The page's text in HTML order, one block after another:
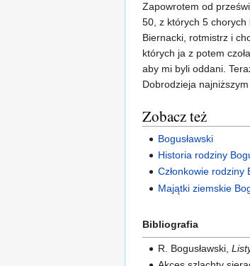
Zapowrotem od
50, z których 5 chorych
Biernacki, rotmistrz i
których ja z potem
aby mi byli oddani.
Dobrodzieja najniższym
Zobacz też
Bogusławski
Historia rodziny
Członkowie rodziny
Majątki ziemskie
Bibliografia
R. Bogusławski,